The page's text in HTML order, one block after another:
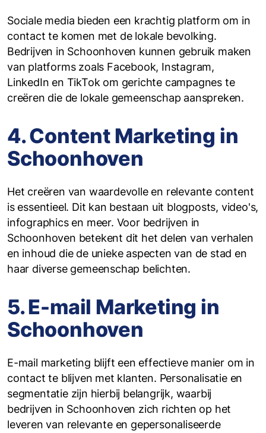
Sociale media bieden een krachtig platform om in
contact te komen met de lokale bevolking.
Bedrijven in Schoonhoven kunnen gebruik maken
van platforms zoals Facebook, Instagram,
LinkedIn en TikTok om gerichte campagnes te
creëren die de lokale gemeenschap aanspreken.
4. Content Marketing in
Schoonhoven
Het creëren van waardevolle en relevante content
is essentieel. Dit kan bestaan uit blogposts, video's,
infographics en meer. Voor bedrijven in
Schoonhoven betekent dit het delen van verhalen
en inhoud die de unieke aspecten van de stad en
haar diverse gemeenschap belichten.
5. E-mail Marketing in
Schoonhoven
E-mail marketing blijft een effectieve manier om in
contact te blijven met klanten. Personalisatie en
segmentatie zijn hierbij belangrijk, waarbij
bedrijven in Schoonhoven zich richten op het
leveren van relevante en gepersonaliseerde